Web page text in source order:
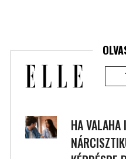
HA VALAHA